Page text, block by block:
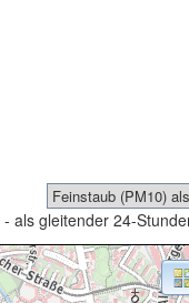
- als gleitender 24-